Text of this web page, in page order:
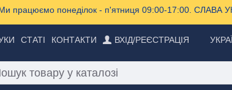
працюємо понеділок - п'ятниця 09:00-17:00.
СТАТІ КОНТАКТИ ВХІД/РЕЄСТРАЦІЯ